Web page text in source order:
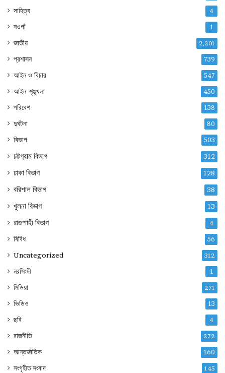
সাহিত্য 4
নওগাঁ 1
জাতীয় 2,201
প্রশাসন 739
আইন ও বিচার 547
আইন-শৃঙ্খলা 450
পরিবেশ 138
দুর্ঘটনা 80
বিভাগ 503
চট্টগ্রাম বিভাগ 312
ঢাকা বিভাগ 128
বরিশাল বিভাগ 38
খুলনা বিভাগ 13
রাজশাহী বিভাগ 4
বিবিধ 56
Uncategorized 312
নরসিংদী 1
মিডিয়া 271
ভিডিও 13
ছবি 4
রাজনীতি 272
আন্তর্জাতিক 160
সংগৃহীত সংবাদ 145